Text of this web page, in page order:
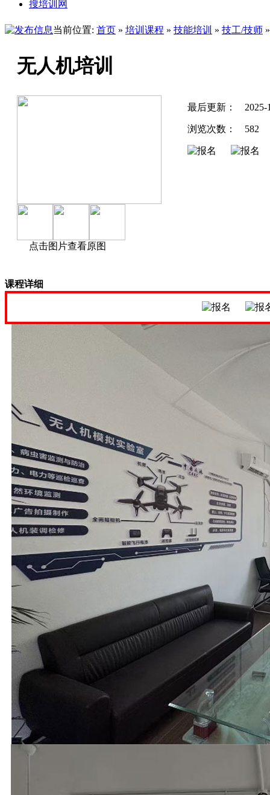
搜培训网
当前位置: 首页 » 培训课程 » 技能培训 » 技工/技师 »
无人机培训
点击图片查看原图
最后更新： 2025-
浏览次数： 582
课程详细